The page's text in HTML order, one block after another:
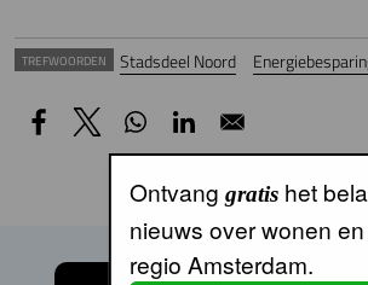
TREFWOORDEN Stadsdeel Noord
GERELATEERDE ARTIKELEN
Ontvang gratishet
nieuws over wonen
regio Amsterdam.